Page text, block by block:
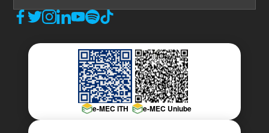
e-MEC ITH e-MEC Uniube